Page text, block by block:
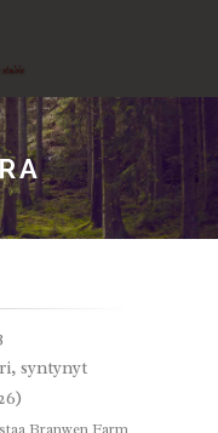
syntynyt
Branwen Farm